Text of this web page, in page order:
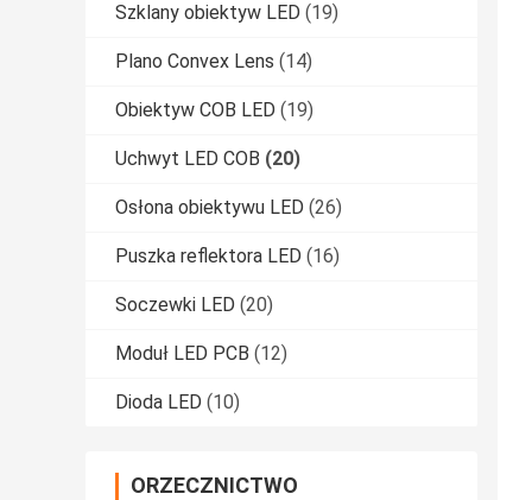
Szklany obiektyw LED (19)
Plano Convex Lens (14)
Obiektyw COB LED (19)
Uchwyt LED COB (20)
Osłona obiektywu LED (26)
Puszka reflektora LED (16)
Soczewki LED (20)
Moduł LED PCB (12)
Dioda LED (10)
ORZECZNICTWO